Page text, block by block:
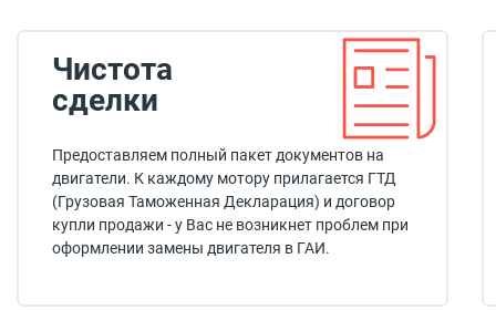
Чистота
сделки
Предоставляем полный пакет документов на
двигатели. К каждому мотору прилагается ГТД
(Грузовая Таможенная Декларация) и договор
купли продажи - у Вас не возникнет проблем при
оформлении замены двигателя в ГАИ.